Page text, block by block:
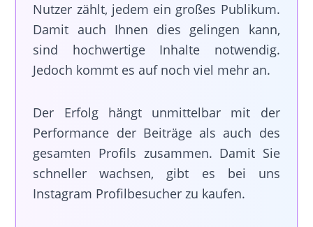
Nutzer zählt, jedem ein großes Publikum.
Damit auch Ihnen dies gelingen kann,
sind hochwertige Inhalte notwendig.
Jedoch kommt es auf noch viel mehr an.
Der Erfolg hängt unmittelbar mit der
Performance der Beiträge als auch des
gesamten Profils zusammen. Damit Sie
schneller wachsen, gibt es bei uns
Instagram Profilbesucher zu kaufen.